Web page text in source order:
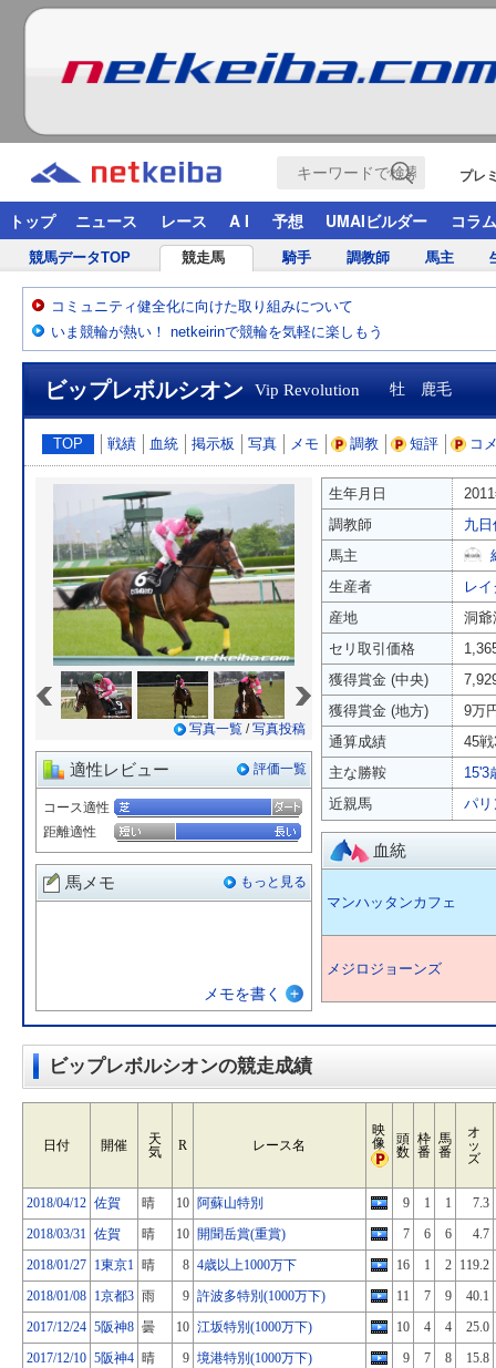
プレ
トップ ニュース レース A I 予想 UMAIビルダー コラム
競馬データTOP 競走馬 騎手 調教師 馬主
コミュニティ健全化に向けた取り組みについて
いま競輪が熱い！ netkeirinで競輪を気軽に楽しもう
ビップレボルシオン Vip Revolution 牡 鹿毛
TOP 戦績 血統 掲示板 写真 メモ 調教 短評 コ
写真一覧 /写真投稿
適性レビュー 評価一覧
コース適性
距離適性
馬メモ もっと見る
メモを書く
生年月日
調教師
九
馬主
生産者
レ
産地
洞爺
セリ取引価格
獲得賞金 (中央)
獲得賞金 (地方)
9万
通算成績
45
主な勝鞍
15'3
近親馬
パリ
血統
マンハッタンカフェ
メジロジョーンズ
ビップレボルシオンの競走成績
日付 開催
天
気
R レース名
映
像
頭
数
枠
番
馬
番
オ
ッ
ズ
2018/04/12 佐賀 晴 10 阿蘇山特別 9 1 1
7.3
2018/03/31 佐賀 晴 10 開聞岳賞(重賞) 7 6 6
4.7
2018/01/27 1東京1 晴 8 4歳以上1000万下 16 1 2 119.2
2018/01/08 1京都3 雨 9 許波多特別(1000万下) 11 7 9
40.1
2017/12/24 5阪神8 曇 10 江坂特別(1000万下) 10 4 4
25.0
2017/12/10 5阪神4 晴 9 境港特別(1000万下) 9 7 8
15.8